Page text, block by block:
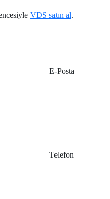
VDS satın al.
E-Posta
Telefon